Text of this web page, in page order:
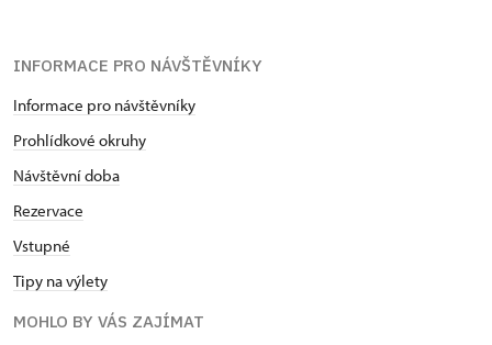
INFORMACE PRO NÁVŠTĚVNÍKY
Informace pro návštěvníky
Prohlídkové okruhy
Návštěvní doba
Rezervace
Vstupné
Tipy na výlety
MOHLO BY VÁS ZAJÍMAT